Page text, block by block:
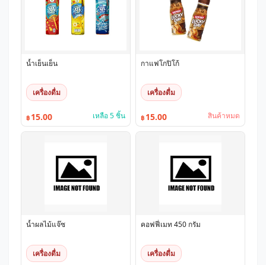
น้ำเย็นเย็น
เครื่องดื่ม
฿ 15.00 เหลือ 5 ชิ้น
กาแฟโกปิโก้
เครื่องดื่ม
฿ 15.00 สินค้าหมด
น้ำผลไม้แจ๊ซ
เครื่องดื่ม
คอฟฟี่เมท 450 กรัม
เครื่องดื่ม